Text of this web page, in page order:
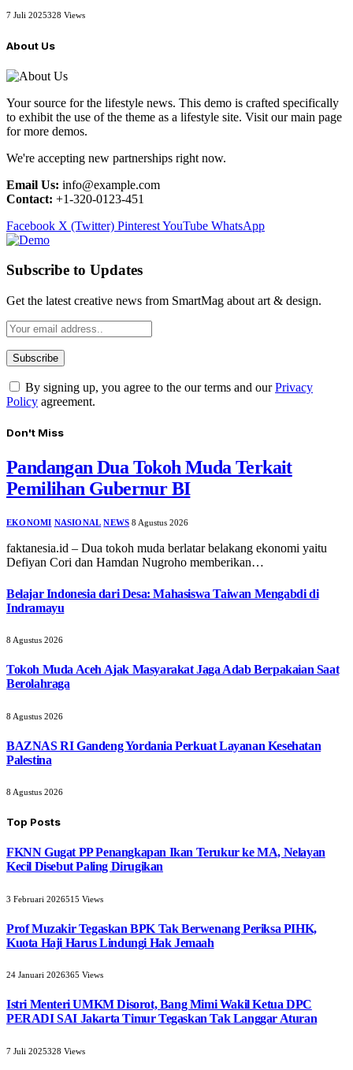
7 Juli 2025328 Views
About Us
Your source for the lifestyle news. This demo is crafted specifically
to exhibit the use of the theme as a lifestyle site. Visit our main page
for more demos.
We're accepting new partnerships right now.
Email Us: info@example.com
Contact: +1-320-0123-451
Facebook X (Twitter) PinterestYouTube WhatsApp
Subscribe to Updates
Get the latest creative news from SmartMag about art & design.
By signing up, you agree to the our terms and ourPrivacy
Policy agreement.
Don't Miss
Pandangan Dua Tokoh Muda Terkait
Pemilihan Gubernur BI
EKONOMI NASIONAL NEWS 8 Agustus 2026
faktanesia.id – Dua tokoh muda berlatar belakang ekonomi yaitu
Defiyan Cori dan Hamdan Nugroho memberikan…
Belajar Indonesia dari Desa: Mahasiswa Taiwan Mengabdi di
Indramayu
8 Agustus 2026
Tokoh Muda Aceh Ajak Masyarakat Jaga Adab Berpakaian Saat
Berolahraga
8 Agustus 2026
BAZNAS RI Gandeng Yordania Perkuat Layanan Kesehatan
Palestina
8 Agustus 2026
Top Posts
FKNN Gugat PP Penangkapan Ikan Terukur ke MA, Nelayan
Kecil Disebut Paling Dirugikan
3 Februari 2026515 Views
Prof Muzakir Tegaskan BPK Tak Berwenang Periksa PIHK,
Kuota Haji Harus Lindungi Hak Jemaah
24 Januari 2026365 Views
Istri Menteri UMKM Disorot, Bang Mimi Wakil Ketua DPC
PERADI SAI Jakarta Timur Tegaskan Tak Langgar Aturan
7 Juli 2025328 Views